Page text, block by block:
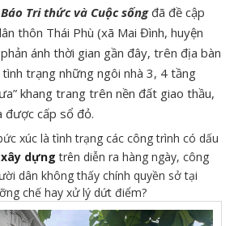
Báo Tri thức và Cuộc sốngđã đề cập
thôn Thái Phù (xã Mai Đình, huyện
ánh thời gian gần đây, trên địa bàn
trạng những ngôi nhà 3, 4 tầng
khang trang trên nền đất giao thầu,
được cấp sổ đỏ.
xúc là tình trạng các công trình có dấu
dựng trên diễn ra hàng ngày, công
dân không thấy chính quyền sở tại
chế hay xử lý dứt điểm?